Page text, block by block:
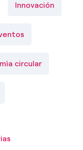
Innovación
circular